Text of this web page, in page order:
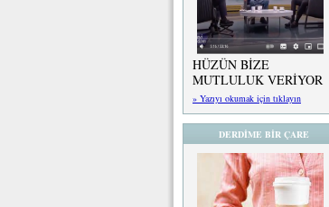
HÜZÜN BİZE
MUTLULUK VERİYOR
» Yazıyı okumak için tıklayın
DERDİME BİR ÇARE